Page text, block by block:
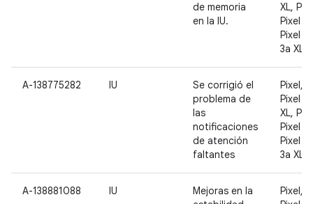
de memoria
en la IU.
XL,
Pixel 3
Pixel
3a XL
A-138775282 IU
Se corrigió el
problema de
las
notificaciones
de atención
faltantes
Pixel,
Pixel
XL,
Pixel 3
Pixel
3a XL
A-138881088 IU
Mejoras en la
Pixel,